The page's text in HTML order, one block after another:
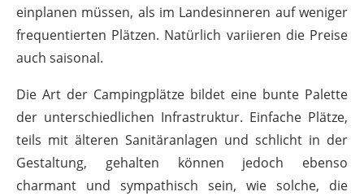
einplanen müssen, als im Landesinneren auf weniger
frequentierten Plätzen. Natürlich variieren die Preise
auch saisonal.
Die Art der Campingplätze bildet eine bunte Palette
der unterschiedlichen Infrastruktur. Einfache Plätze,
teils mit älteren Sanitäranlagen und schlicht in der
Gestaltung, gehalten können jedoch ebenso
charmant und sympathisch sein, wie solche, die